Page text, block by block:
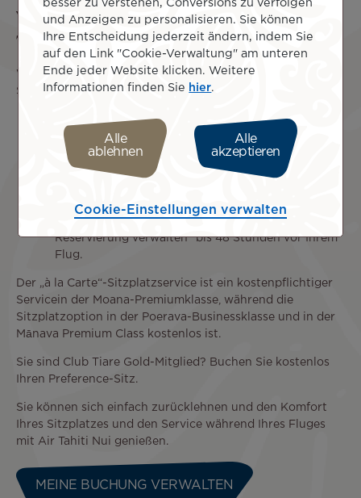
Wie kann man einen Sitzplatz bei Air
Tahiti Nui buchen?
Wenn Ihr Ticket keinem Sitzplatz zugeordnet ist, können
Sie einen Sitzplatz buchen:
An einem Ticketschalter von Air Tahiti Nui in
Papeete oder, indem Sie sich bis zu 48 Stunden vor
Ihrem Flug an unsere Reservierungsabteilung
wenden. In diesem Fall muss die Zahlung der
nach dem Zeitpunkt der Reservierung erfolgen.
Auf unserer Website unter der Rubrik „Meine
Reservierung verwalten“ bis 48 Stunden vor Ihrem
Flug.
Der „à la Carte“-Sitzplatzservice ist ein kostenpflichtiger
Servicein der Moana-Premiumklasse, während die
Sitzplatzoption in der Poerava-Businessklasse und in der
Mānava Premium Class kostenlos ist.
Sie sind Club Tiare Gold-Mitglied? Buchen Sie kostenlos
Ihren Preference-Sitz.
Sie können sich einfach zurücklehnen und den Komfort
Ihres Sitzplatzes und den Service während Ihres Fluges
mit Air Tahiti Nui genießen.
MEINE BUCHUNG VERWALTEN
besser zu verstehen, Conversions zu verfolgen
und Anzeigen zu personalisieren. Sie können
Ihre Entscheidung jederzeit ändern, indem Sie
auf den Link "Cookie-Verwaltung" am unteren
Ende jeder Website klicken. Weitere
Informationen finden Sie hier.
Alle
ablehnen
Alle
akzeptieren
Cookie-Einstellungen verwalten